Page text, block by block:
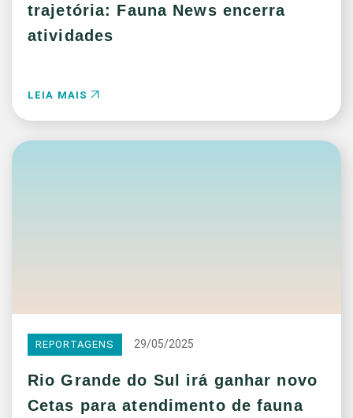
trajetória: Fauna News encerra
atividades
LEIA MAIS
REPORTAGENS 29/05/2025
Rio Grande do Sul irá ganhar novo
Cetas para atendimento de fauna